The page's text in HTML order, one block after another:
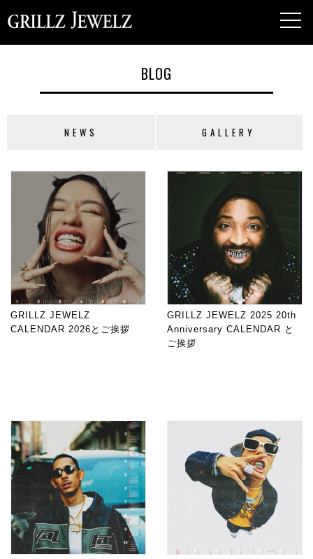
BLOG
NEWS GALLERY
GRILLZ JEWELZ
CALENDAR 2026とご挨拶
GRILLZ JEWELZ 2025 20th
Anniversary CALENDAR と
ご挨拶